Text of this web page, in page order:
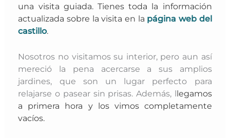
una visita guiada. Tienes toda la información
actualizada sobre la visita en la página web del
castillo.
Nosotros no visitamos su interior, pero aun así
mereció la pena acercarse a sus amplios
jardines, que son un lugar perfecto para
relajarse o pasear sin prisas. Además, llegamos
a primera hora y los vimos completamente
vacíos.